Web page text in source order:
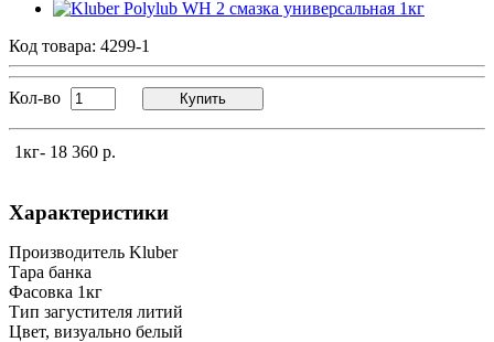
Код товара: 4299-1
Кол-во Купить
1кг- 18 360 р.
Характеристики
Производитель Kluber
Тара банка
Фасовка 1кг
Тип загустителя литий
Цвет, визуально белый